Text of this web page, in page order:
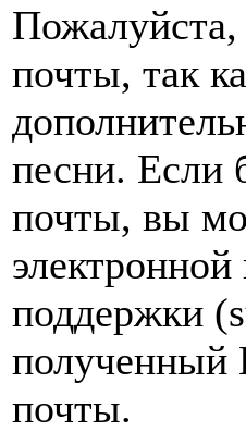
Пожалуйста,
почты, так
песни. Если
почты, вы
поддержки
полученный
почты.